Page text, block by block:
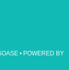
• POWERED BY